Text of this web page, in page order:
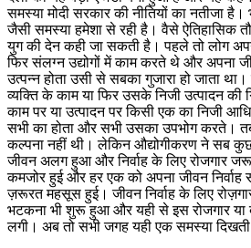
समस्या मोदी सरकार की नीतियों का नतीजा है।
जैसी समस्या हमेशा से रही है। वैसे ऐतिहासिक
युग की देन कही जा सकती है। पहले तो लोग
फिर संलग्न उद्योगों में काम करते थे और अपना
उत्पन्न होता उसी से सबका गुजारा हो जाता
व्यक्ति के काम या फिर उसके निजी उत्पादन की
काम पर या उत्पादन पर किसी एक का निजी
सभी का होता और सभी उसका उपभोग करते। तब
कल्पना नहीं थी। लेकिन औद्योगीकरण ने सब कुछ
जीवन अलग हुआ और निर्वाह के लिए रोजगार
कमजोर हुई और हर एक को अपना जीवन
ज़रूरत महसूस हुई। जीवन निर्वाह के लिए
भटकना भी शुरू हुआ और यही से इस रोजगार या
लगी। अब तो सभी जगह यही एक समस्या